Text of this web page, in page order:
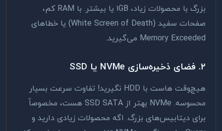
بزرگ با محصولات زیاد، ۱GB یا بیشتر. با RAM کم،
صفحات سفید (White Screen of Death) یا خطاهای
Memory Exceeded می‌گیرید.
۲. فضای ذخیره‌سازی NVMe یا SSD
هیچ‌وقت هاست با HDD نگیرید! تفاوت سرعت بسیار
محسوسه. NVMe بهتر از SSD SATA هست، مخصوصاً
برای دیتابیس‌های بزرگ. اگه محصولات زیادی دارید و